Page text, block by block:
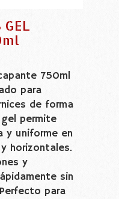
GEL
750ml
para
de forma
permite
y uniforme en
horizontales.
y
sin
para